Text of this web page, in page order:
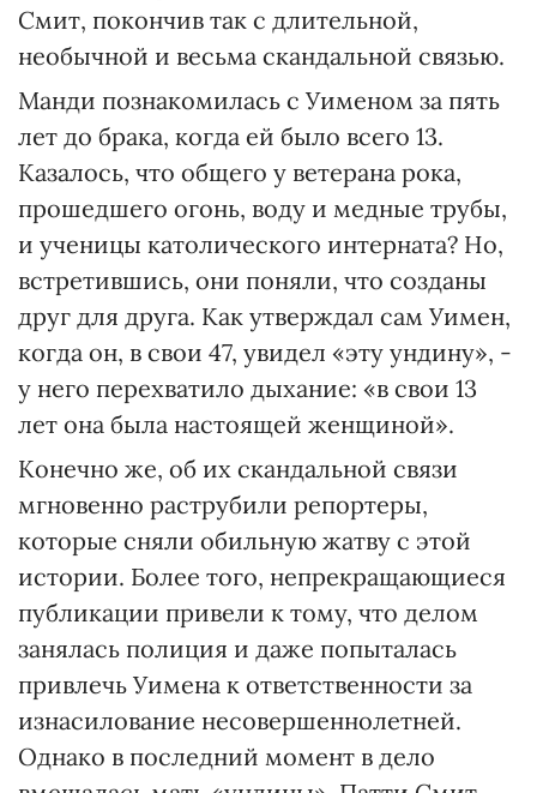
Смит, покончив так с длительной,
необычной и весьма скандальной связью.
Манди познакомилась с Уименом за пять
лет до брака, когда ей было всего 13.
Казалось, что общего у ветерана рока,
прошедшего огонь, воду и медные трубы,
и ученицы католического интерната? Но,
встретившись, они поняли, что созданы
друг для друга. Как утверждал сам Уимен,
когда он, в свои 47, увидел «эту ундину», -
у него перехватило дыхание: «в свои 13
лет она была настоящей женщиной».
Конечно же, об их скандальной связи
мгновенно раструбили репортеры,
которые сняли обильную жатву с этой
истории. Более того, непрекращающиеся
публикации привели к тому, что делом
занялась полиция и даже попыталась
привлечь Уимена к ответственности за
изнасилование несовершеннолетней.
Однако в последний момент в дело